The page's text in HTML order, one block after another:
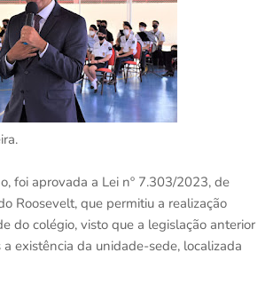
foi aprovada a Lei nº 7.303/2023, de
Roosevelt, que permitiu a realização
do colégio, visto que a legislação anterior
existência da unidade-sede, localizada